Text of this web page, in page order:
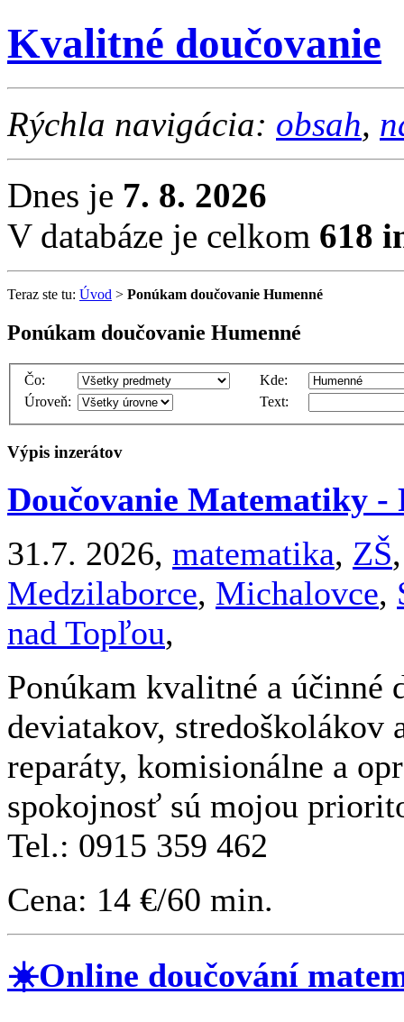
Kvalitné doučovanie
Rýchla navigácia: obsah,
Dnes je 7. 8. 2026
V databáze je celkom 618
Teraz ste tu: Úvod > Ponúkam doučovanie Humenné
Ponúkam doučovanie Humenné
Čo:
Kde:
Úroveň:
Text:
Výpis inzerátov
Doučovanie Matematiky -
31.7. 2026, matematika, ZŠ
Medzilaborce, Michalovce,
nad Topľou,
Ponúkam kvalitné a účinné
deviatakov, stredoškolákov
reparáty, komisionálne a
spokojnosť sú mojou
Tel.: 0915 359 462
Cena: 14 €/60 min.
☀️Online doučování